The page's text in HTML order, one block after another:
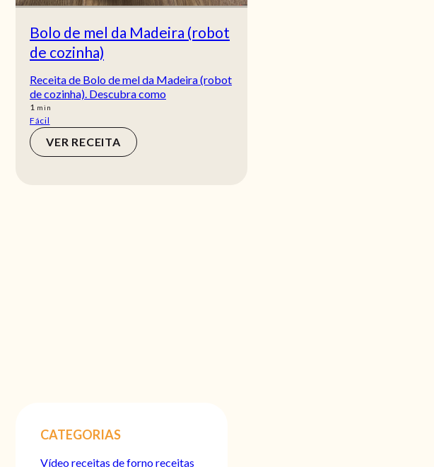
Bolo de mel da Madeira (robot
de cozinha)
Receita de Bolo de mel da Madeira (robot
de cozinha). Descubra como
1 min
min
Fácil
VER RECEITA
CATEGORIAS
Vídeoreceitas de fornoreceitas